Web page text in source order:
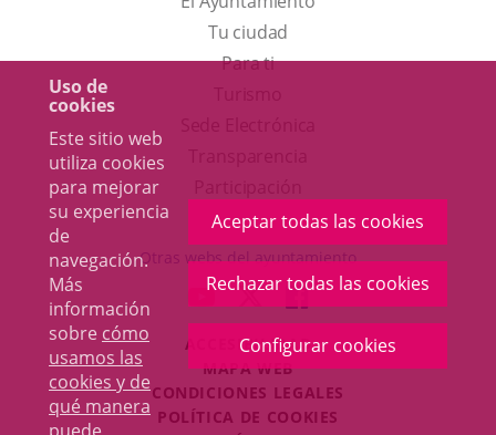
Uso de
cookies
Este sitio web
utiliza cookies
para mejorar
su experiencia
de
navegación.
Más
información
sobre cómo
usamos las
cookies y de
qué manera
Aceptar todas las cookies
Rechazar todas las cookies
Configurar cookies
Tu ciudad
Para ti
en
una
ventana
nueva.
aplicación
externa.
Otras webs del ayuntamiento
ENLACE
A
UNA
APLICACIÓN
EXTERNA.
ENLACE
A
UNA
APLICACIÓN
EXTERNA.
ENLACE
A
UNA
EXTERNA.
ACCESIBILIDAD
MAPA WEB
CONDICIONES LEGALES
POLÍTICA DE COOKIES